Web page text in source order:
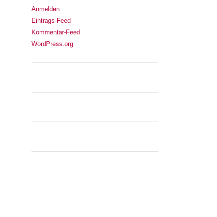
Anmelden
Eintrags-Feed
Kommentar-Feed
WordPress.org